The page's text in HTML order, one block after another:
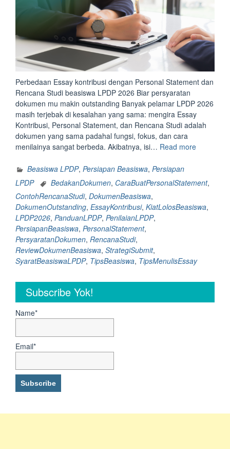
Perbedaan Essay kontribusi dengan Personal Statement dan
Rencana Studi beasiswa LPDP 2026 Biar persyaratan
dokumen mu makin outstanding Banyak pelamar LPDP 2026
masih terjebak di kesalahan yang sama: mengira Essay
Kontribusi, Personal Statement, dan Rencana Studi adalah
dokumen yang sama padahal fungsi, fokus, dan cara
menilainya sangat berbeda. Akibatnya, isi… Read more
sering
dikira
padahal
kontribusi
Beasiswa LPDP, Persiapan Beasiswa, Persiapan
LPDP
BedakanDokumen, CaraBuatPersonalStatement,
ContohRencanaStudi, DokumenBeasiswa,
DokumenOutstanding, EssayKontribusi, KiatLolosBeasiswa,
LPDP2026, PanduanLPDP, PenilaianLPDP,
PersiapanBeasiswa, PersonalStatement,
PersyaratanDokumen, RencanaStudi,
ReviewDokumenBeasiswa, StrategiSubmit,
SyaratBeasiswaLPDP, TipsBeasiswa, TipsMenulisEssay
Subscribe Yok!
Name*
Email*